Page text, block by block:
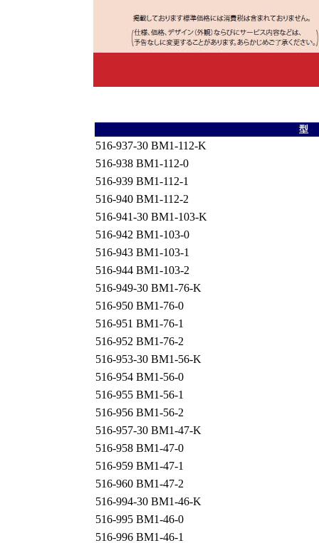
516-937-30 BM1-112-K
516-938 BM1-112-0
516-939 BM1-112-1
516-940 BM1-112-2
516-941-30 BM1-103-K
516-942 BM1-103-0
516-943 BM1-103-1
516-944 BM1-103-2
516-949-30 BM1-76-K
516-950 BM1-76-0
516-951 BM1-76-1
516-952 BM1-76-2
516-953-30 BM1-56-K
516-954 BM1-56-0
516-955 BM1-56-1
516-956 BM1-56-2
516-957-30 BM1-47-K
516-958 BM1-47-0
516-959 BM1-47-1
516-960 BM1-47-2
516-994-30 BM1-46-K
516-995 BM1-46-0
516-996 BM1-46-1